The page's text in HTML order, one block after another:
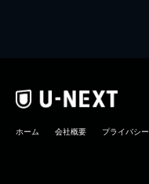
ホーム 会社概要 プライバシー